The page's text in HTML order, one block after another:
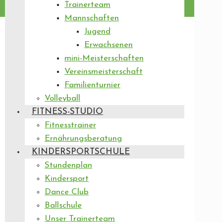
Trainerteam
Mannschaften
Jugend
Erwachsenen
mini-Meisterschaften
Vereinsmeisterschaft
Familienturnier
Volleyball
FITNESS-STUDIO
Fitnesstrainer
Ernährungsberatung
KINDERSPORTSCHULE
Stundenplan
Kindersport
Dance Club
Ballschule
Unser Trainerteam